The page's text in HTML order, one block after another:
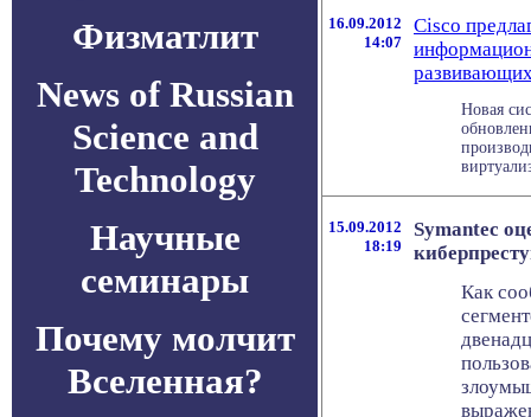
Физматлит
News of Russian
Science and
Technology
Научные
семинары
Почему молчит
Вселенная?
16.09.2012
14:07
Cisco
Новая
15.09.2012
18:19
Symantec
Как